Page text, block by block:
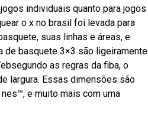
individuais quanto para jogos
o x no brasil foi levada para
suas linhas e áreas, e
de basquete 3×3 são ligeiramente
as regras da fiba, o
largura. Essas dimensões são
e muito mais com uma